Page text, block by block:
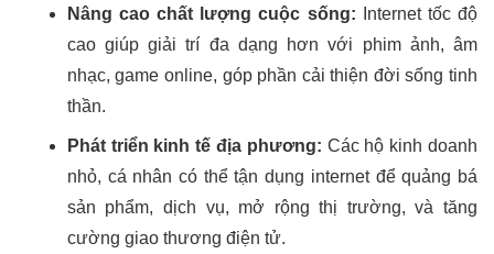
Nâng cao chất lượng cuộc sống: Internet tốc độ
cao giúp giải trí đa dạng hơn với phim ảnh, âm
nhạc, game online, góp phần cải thiện đời sống tinh
thần.
Phát triển kinh tế địa phương: Các hộ kinh doanh
nhỏ, cá nhân có thể tận dụng internet để quảng bá
sản phẩm, dịch vụ, mở rộng thị trường, và tăng
cường giao thương điện tử.